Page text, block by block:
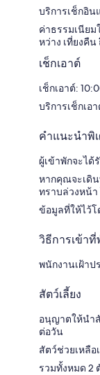
บริการเช็กอิน
ค่าธรรมเนียม
หว่าง เที่ยงคืน
เช็กเอาต์
เช็กเอาต์:
บริการเช็กเอ
คำแนะนำพิ
ผู้เข้าพักจะได้
หากคุณจะเดิน
ทราบล่วงหน้
ข้อมูลที่ให้ไว้
วิธีการเข้าที่
พนักงานเฝ้าป
สัตว์เลี้ยง
อนุญาตให้นำสั
ต่อวัน
สัตว์ช่วยเหลือ
รวมทั้งหมด 2